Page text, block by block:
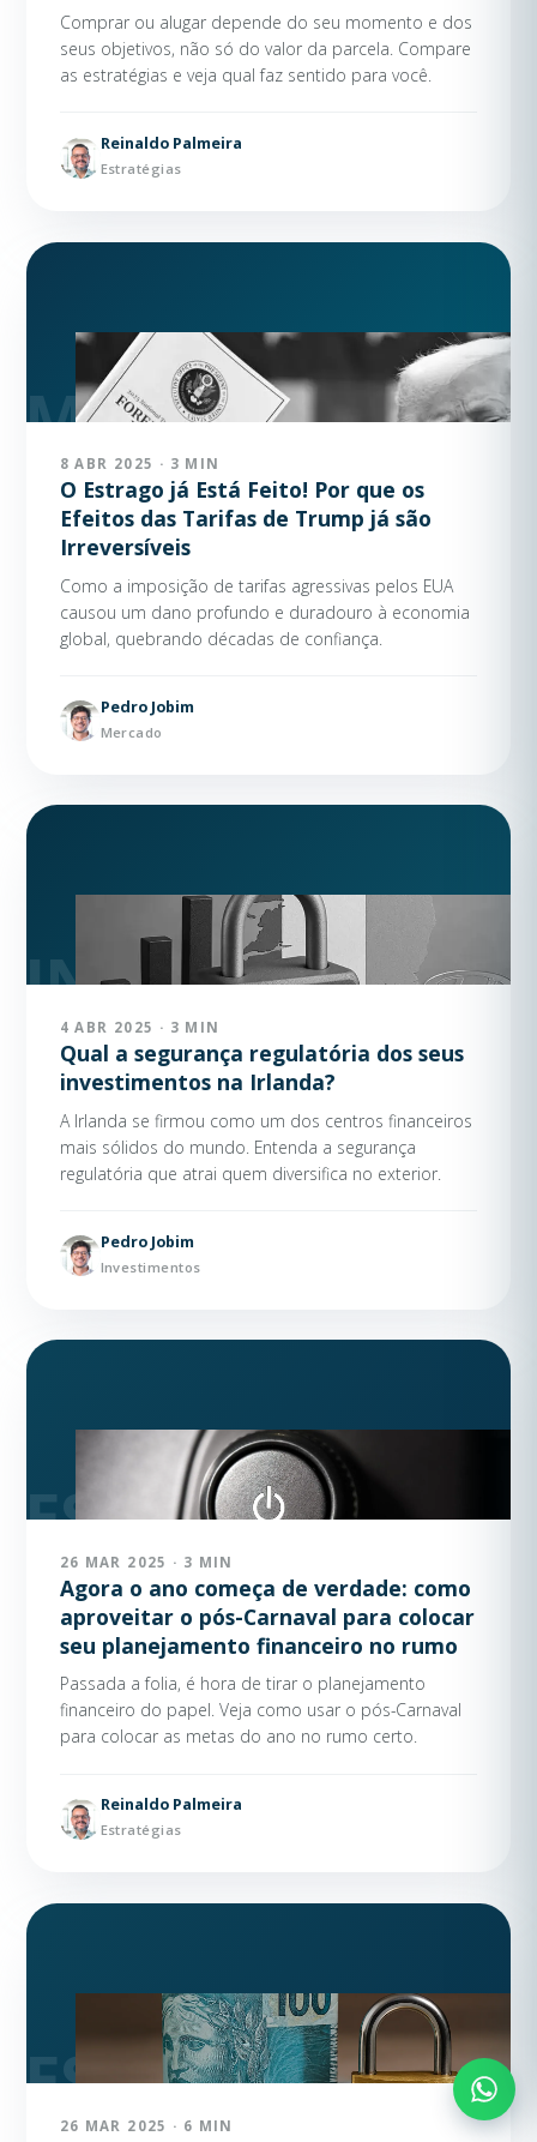
Comprar ou alugar depende do seu momento e dos
seus objetivos, não só do valor da parcela. Compare
as estratégias e veja qual faz sentido para você.
Reinaldo Palmeira
Estratégias
8 ABR 2025 · 3 MIN
O Estrago já Está Feito! Por que os
Efeitos das Tarifas de Trump já são
Irreversíveis
Como a imposição de tarifas agressivas pelos EUA
causou um dano profundo e duradouro à economia
global, quebrando décadas de confiança.
Pedro Jobim
Mercado
4 ABR 2025 · 3 MIN
Qual a segurança regulatória dos seus
investimentos na Irlanda?
A Irlanda se firmou como um dos centros financeiros
mais sólidos do mundo. Entenda a segurança
regulatória que atrai quem diversifica no exterior.
Pedro Jobim
Investimentos
26 MAR 2025 · 3 MIN
Agora o ano começa de verdade: como
aproveitar o pós-Carnaval para colocar
seu planejamento financeiro no rumo
Passada a folia, é hora de tirar o planejamento
financeiro do papel. Veja como usar o pós-Carnaval
para colocar as metas do ano no rumo certo.
Reinaldo Palmeira
Estratégias
26 MAR 2025 · 6 MIN